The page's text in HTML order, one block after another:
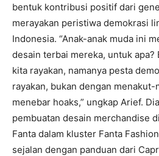
bentuk kontribusi positif dari
merayakan peristiwa demokrasi
Indonesia. “Anak-anak muda ini
desain terbai mereka, untuk
kita rayakan, namanya pesta
rayakan, bukan dengan
menebar hoaks,” ungkap Arief.
pembuatan desain merchandise
Fanta dalam kluster Fanta
sejalan dengan panduan dari